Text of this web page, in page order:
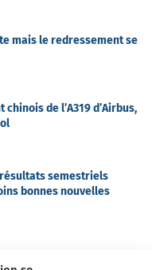
mais le redressement se
de l’A319 d’Airbus,
semestriels
bonnes nouvelles